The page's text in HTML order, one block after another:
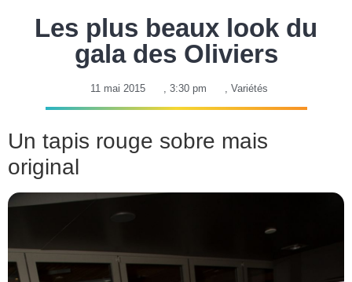
Les plus beaux look du
gala des Oliviers
11 mai 2015 , 3:30 pm , Variétés
Un tapis rouge sobre mais
original